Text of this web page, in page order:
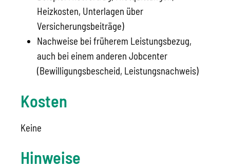
Heizkosten, Unterlagen über
Versicherungsbeiträge)
Nachweise bei früherem Leistungsbezug,
auch bei einem anderen Jobcenter
(Bewilligungsbescheid, Leistungsnachweis)
Kosten
Keine
Hinweise